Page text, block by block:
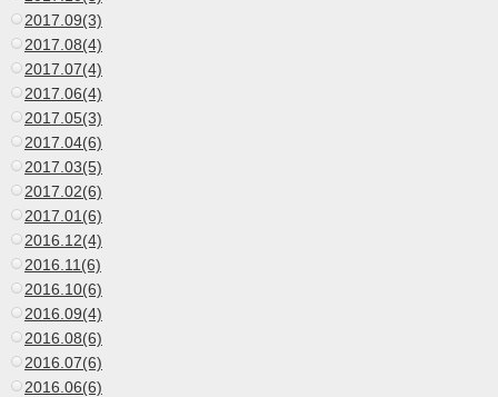
2017.09(3)
2017.08(4)
2017.07(4)
2017.06(4)
2017.05(3)
2017.04(6)
2017.03(5)
2017.02(6)
2017.01(6)
2016.12(4)
2016.11(6)
2016.10(6)
2016.09(4)
2016.08(6)
2016.07(6)
2016.06(6)